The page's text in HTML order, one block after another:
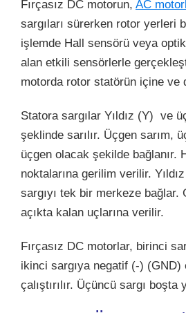
Fırçasız DC motorun, AC
sargıları sürerken rotor yerleri
işlemde Hall sensörü veya
alan etkili sensörlerle
motorda rotor statörün içine ve
Statora sargılar Yıldız (Y) ve
şeklinde sarılır. Üçgen sarım,
üçgen olacak şekilde bağlanır.
noktalarına gerilim verilir.
sargıyı tek bir merkeze bağlar.
açıkta kalan uçlarına verilir.
Fırçasız DC motorlar, birinci
ikinci sargıya negatif (-)
çalıştırılır. Üçüncü sargı